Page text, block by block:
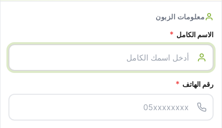
معلومات الزبون
الاسم الكامل *
رقم الهاتف *